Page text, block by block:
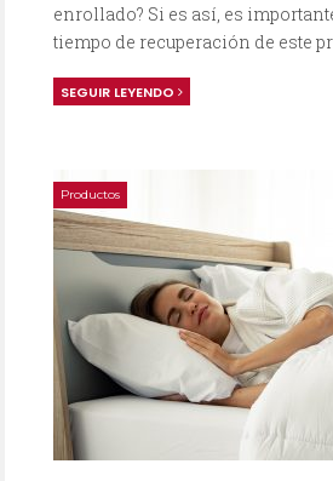
enrollado? Si es así, es
tiempo de recuperación de este
SEGUIR LEYENDO
Productos